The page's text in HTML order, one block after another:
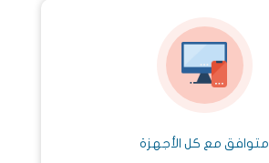
متوافق مع كل الأجهزة